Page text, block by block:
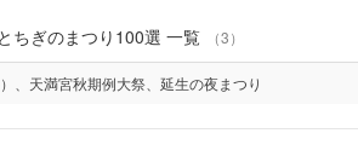
ちぎのまつり100選 一覧 （3）
、天満宮秋期例大祭、延生の夜まつり